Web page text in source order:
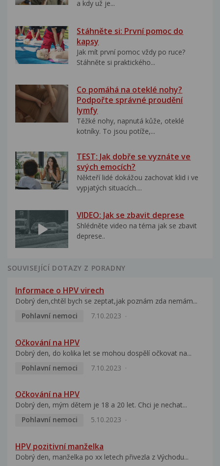
a kdy už je...
Stáhněte si: První pomoc do
kapsy
Jak mít první pomoc vždy po ruce?
Stáhněte si praktického...
Co pomáhá na oteklé nohy?
Podpořte správné proudění
lymfy
Těžké nohy, napnutá kůže, oteklé
kotníky. To jsou potíže,...
TEST: Jak dobře se vyznáte ve
svých emocích?
Někteří lidé dokážou zachovat klid i ve
vypjatých situacích....
VIDEO: Jak se zbavit deprese
Shlédněte video na téma jak se zbavit
deprese..
SOUVISEJÍCÍ DOTAZY Z PORADNY
Informace o HPV virech
Dobrý den,chtěl bych se zeptat,jak poznám zda nemám...
Pohlavní nemoci
7.10.2023
Očkování na HPV
Dobrý den, do kolika let se mohou dospělí očkovat na...
Pohlavní nemoci
7.10.2023
Očkování na HPV
Dobrý den, mým dětem je 18 a 20 let. Chci je nechat...
Pohlavní nemoci
5.10.2023
HPV pozitivní manželka
Dobrý den, manželka po xx letech přivezla z Východu...